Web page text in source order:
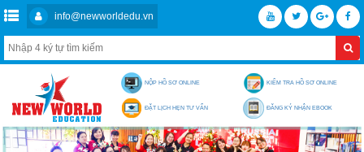
info@newworldedu.vn
NỘP HỒ SƠ ONLINE KIỂM TRA HỒ SƠ ONLINE
ĐẶT LỊCH HẸN TƯ VẤN ĐĂNG KÝ NHẬN EBOOK